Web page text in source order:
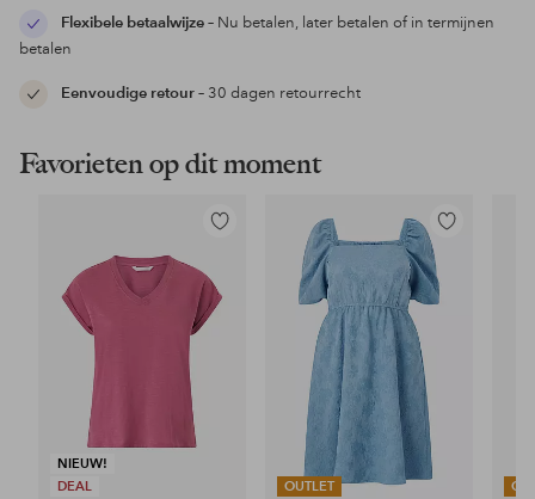
Flexibele betaalwijze– Nu betalen, later betalen of in termijnen
betalen
Eenvoudige retour– 30 dagen retourrecht
Favorieten op dit moment
NIEUW!
DEAL
Toevoegen
favorieten
OUTLET
Toevoegen
aan
favorieten